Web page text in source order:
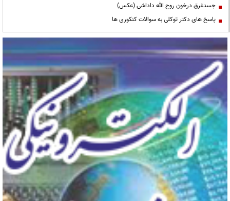
جسدغرق درخون روح الله داداشی (عکس)
پاسخ های دکتر توکلی به سوالات کنکوری ها